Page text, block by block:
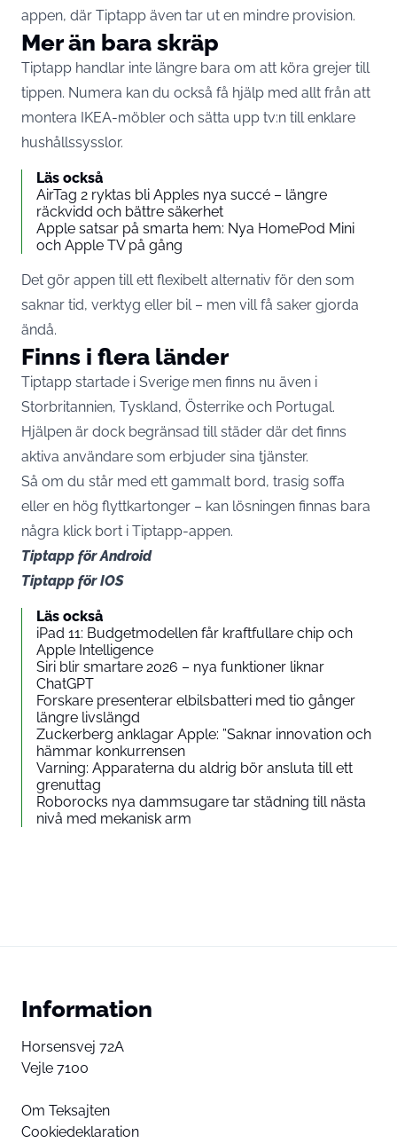
appen, där Tiptapp även tar ut en mindre provision.
Mer än bara skräp
Tiptapp handlar inte längre bara om att köra grejer till
tippen. Numera kan du också få hjälp med allt från att
montera IKEA-möbler och sätta upp tv:n till enklare
hushållssysslor.
Läs också
AirTag 2 ryktas bli Apples nya succé – längre
räckvidd och bättre säkerhet
Apple satsar på smarta hem: Nya HomePod Mini
och Apple TV på gång
Det gör appen till ett flexibelt alternativ för den som
saknar tid, verktyg eller bil – men vill få saker gjorda
ändå.
Finns i flera länder
Tiptapp startade i Sverige men finns nu även i
Storbritannien, Tyskland, Österrike och Portugal.
Hjälpen är dock begränsad till städer där det finns
aktiva användare som erbjuder sina tjänster.
Så om du står med ett gammalt bord, trasig soffa
eller en hög flyttkartonger – kan lösningen finnas bara
några klick bort i Tiptapp-appen.
Tiptapp för Android
Tiptapp för IOS
Läs också
iPad 11: Budgetmodellen får kraftfullare chip och
Apple Intelligence
Siri blir smartare 2026 – nya funktioner liknar
ChatGPT
Forskare presenterar elbilsbatteri med tio gånger
längre livslängd
Zuckerberg anklagar Apple: ”Saknar innovation och
hämmar konkurrensen
Varning: Apparaterna du aldrig bör ansluta till ett
grenuttag
Roborocks nya dammsugare tar städning till nästa
nivå med mekanisk arm
Information
Horsensvej 72A
Vejle 7100
Om Teksajten
Cookiedeklaration